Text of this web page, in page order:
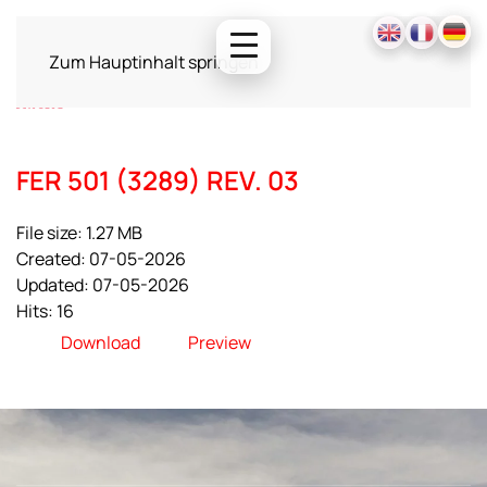
Zum Hauptinhalt springen
FER 501 (3289) REV. 03
File size: 1.27 MB
Created: 07-05-2026
Updated: 07-05-2026
Hits: 16
Download
Preview